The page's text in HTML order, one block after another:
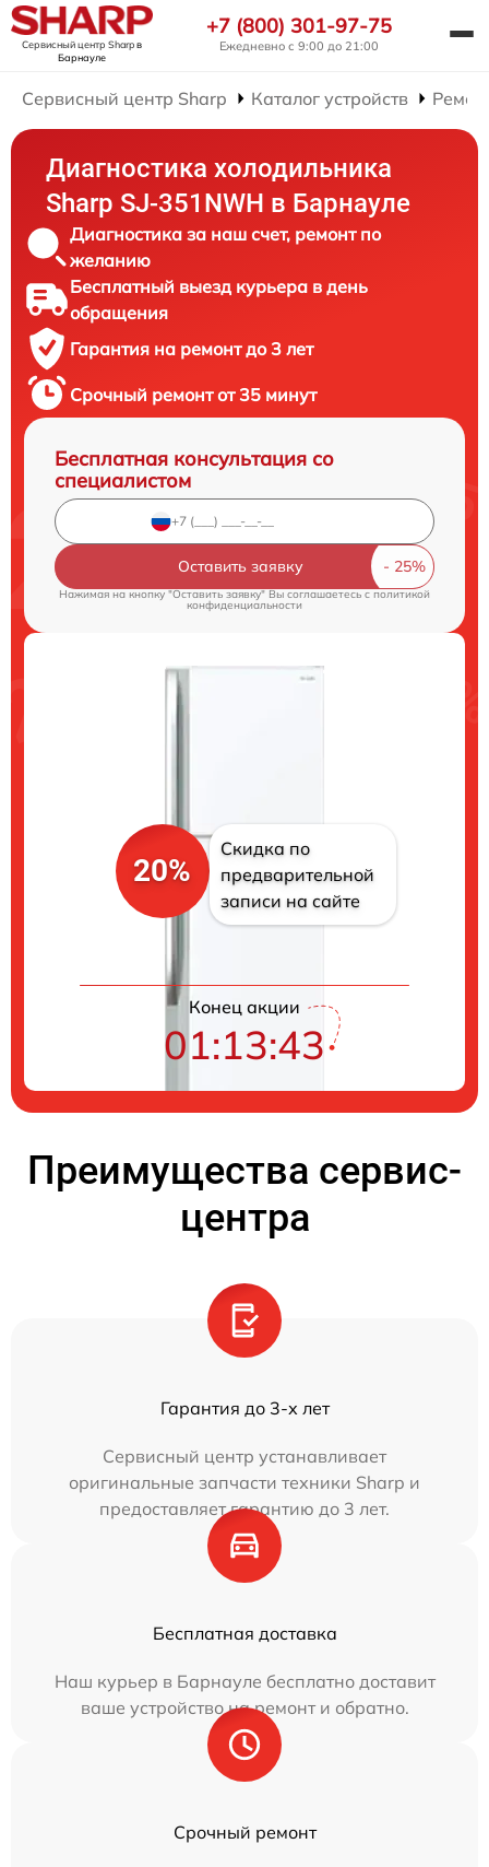
Сервисный центр Sharpв
Барнауле
+7 (800) 301-97-75
Ежедневно с 9:00 до 21:00
Сервисный центр Sharp Каталог устройств
Диагностика холодильника
Sharp SJ-351NWH в Барнауле
Диагностика за наш счет, ремонт по
желанию
Бесплатный выезд курьера в день
обращения
Гарантия на ремонт до 3 лет
Срочный ремонт от 35 минут
Бесплатная консультация со
специалистом
Оставить заявку
Нажимая на кнопку "Оставить заявку" Вы соглашаетесь cполитикой
конфиденциальности
20%
Скидка по
предварительной
записи на сайте
Конец акции
01:13:43
Преимущества сервис-
центра
Гарантия до 3-х лет
Сервисный центр устанавливает
оригинальные запчасти техники Sharp и
предоставляет гарантию до 3 лет.
Бесплатная доставка
Наш курьер в Барнауле бесплатно доставит
ваше устройство на ремонт и обратно.
Срочный ремонт